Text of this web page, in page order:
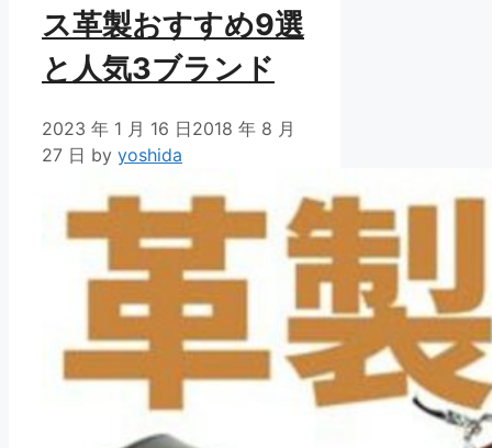
ス革製おすすめ9選
と人気3ブランド
2023 年 1 月 16 日2018 年 8 月
27 日 by yoshida